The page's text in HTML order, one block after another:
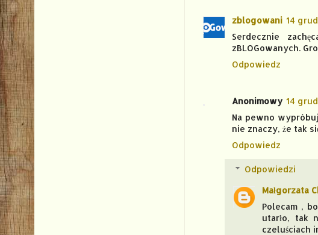
zblogowani 14
Serdecznie
zBLOGowanych.
Odpowiedz
Anonimowy 14
Na pewno
nie znaczy, że tak
Odpowiedz
Odpowiedzi
Małgorzata
Polecam ,
utarło, tak
czeluściach